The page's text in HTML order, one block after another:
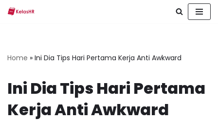
Home » Ini Dia Tips Hari Pertama Kerja Anti Awkward
Ini Dia Tips Hari Pertama
Kerja Anti Awkward